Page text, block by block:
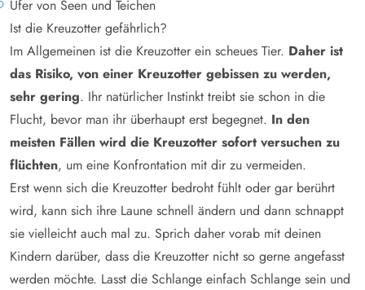
Ufer von Seen und Teichen
Ist die Kreuzotter gefährlich?
Im Allgemeinen ist die Kreuzotter ein scheues Tier. Daher ist
das Risiko, von einer Kreuzotter gebissen zu werden,
sehr gering. Ihr natürlicher Instinkt treibt sie schon in die
Flucht, bevor man ihr überhaupt erst begegnet. In den
meisten Fällen wird die Kreuzotter sofort versuchen zu
flüchten, um eine Konfrontation mit dir zu vermeiden.
Erst wenn sich die Kreuzotter bedroht fühlt oder gar berührt
wird, kann sich ihre Laune schnell ändern und dann schnappt
sie vielleicht auch mal zu. Sprich daher vorab mit deinen
Kindern darüber, dass die Kreuzotter nicht so gerne angefasst
werden möchte. Lasst die Schlange einfach Schlange sein und